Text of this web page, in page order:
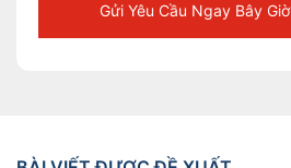
Gửi Yêu Cầu Ngay Bây Giờ